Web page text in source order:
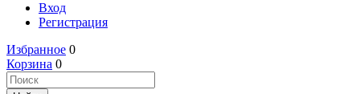
Вход
Регистрация
Избранное 0
Корзина 0